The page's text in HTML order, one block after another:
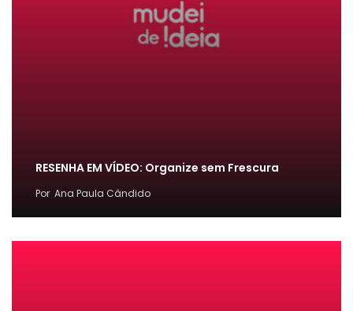
RESENHA EM VÍDEO: Organize sem Frescura
Por Ana Paula Cândido